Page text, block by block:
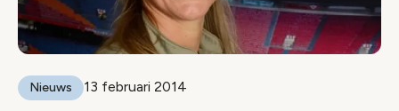
Nieuws 13 februari 2014